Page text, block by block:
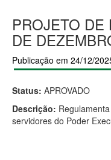
PROJETO DE
DE
Publicação em 24/12/
Status: APROVADO
Descrição:
servidores do Poder